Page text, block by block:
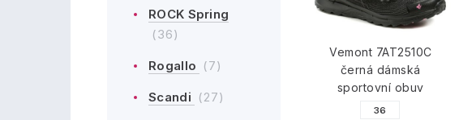
ROCK Spring
(36)
Rogallo (7)
Scandi (27)
Vemont 7AT2510C
černá dámská
sportovní obuv
36